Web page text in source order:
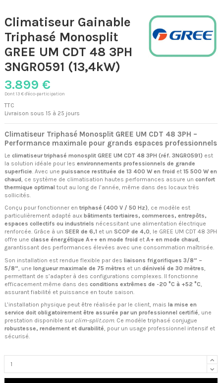
Climatiseur Gainable
Triphasé Monosplit
GREE UM CDT 48 3PH
3NGR0591 (13,4kW)
3.899 €
Dont 13 € d'éco-participation
TTC
Livraison sous 15 à 25 jours
Climatiseur Triphasé Monosplit GREE UM CDT 48 3PH –
Performance maximale pour grands espaces professionnels
Le climatiseur triphasé monosplit GREE UM CDT 48 3PH (réf. 3NGR0591) est
la solution idéale pour les environnements professionnels de grande
superficie . Avec une puissance restituée de 13 400 W en froid et 15 500 W en
chaud , ce système de climatisation hautes performances assure un confort
thermique optimal tout au long de l’année, même dans des locaux très
sollicités.
Conçu pour fonctionner en triphasé (400 V / 50 Hz), ce modèle est
particulièrement adapté aux bâtiments tertiaires, commerces, entrepôts,
espaces collectifs ou industriels nécessitant une alimentation électrique
renforcée. Grâce à un SEER de 6,1 et un SCOP de 4,0, le GREE UM CDT 48 3PH
offre une classe énergétique A++ en mode froid et A+ en mode chaud,
garantissant des performances élevées avec une consommation maîtrisée.
Son installation est rendue flexible par des liaisons frigorifiques 3/8” –
5/8”, une longueur maximale de 75 mètres et un dénivelé de 30 mètres,
permettant de s’adapter à des configurations complexes. Il fonctionne
efficacement même dans des conditions extrêmes de -20 °C à +52 °C,
assurant fiabilité et puissance en toute saison.
L’installation physique peut être réalisée par le client, mais la mise en
service doit obligatoirement être assurée par un professionnel certifié, une
prestation disponible sur clim-split.com. Ce modèle triphasé conjugue
robustesse, rendement et durabilité, pour un usage professionnel intensif et
sécurisé.